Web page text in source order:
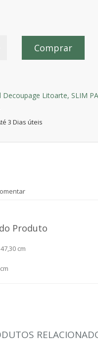
Comprar
Decoupage Litoarte, SLIM
3 Dias úteis
Produto
47,30 cm